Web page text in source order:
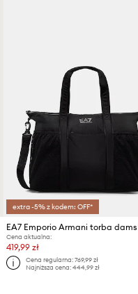
extra -5% z kodem: OFF*
EA7 Emporio Armani torba
Cena aktualna:
419,99 zł
Cena regularna: 769,99 zł
Najniższa cena: 444,99 zł